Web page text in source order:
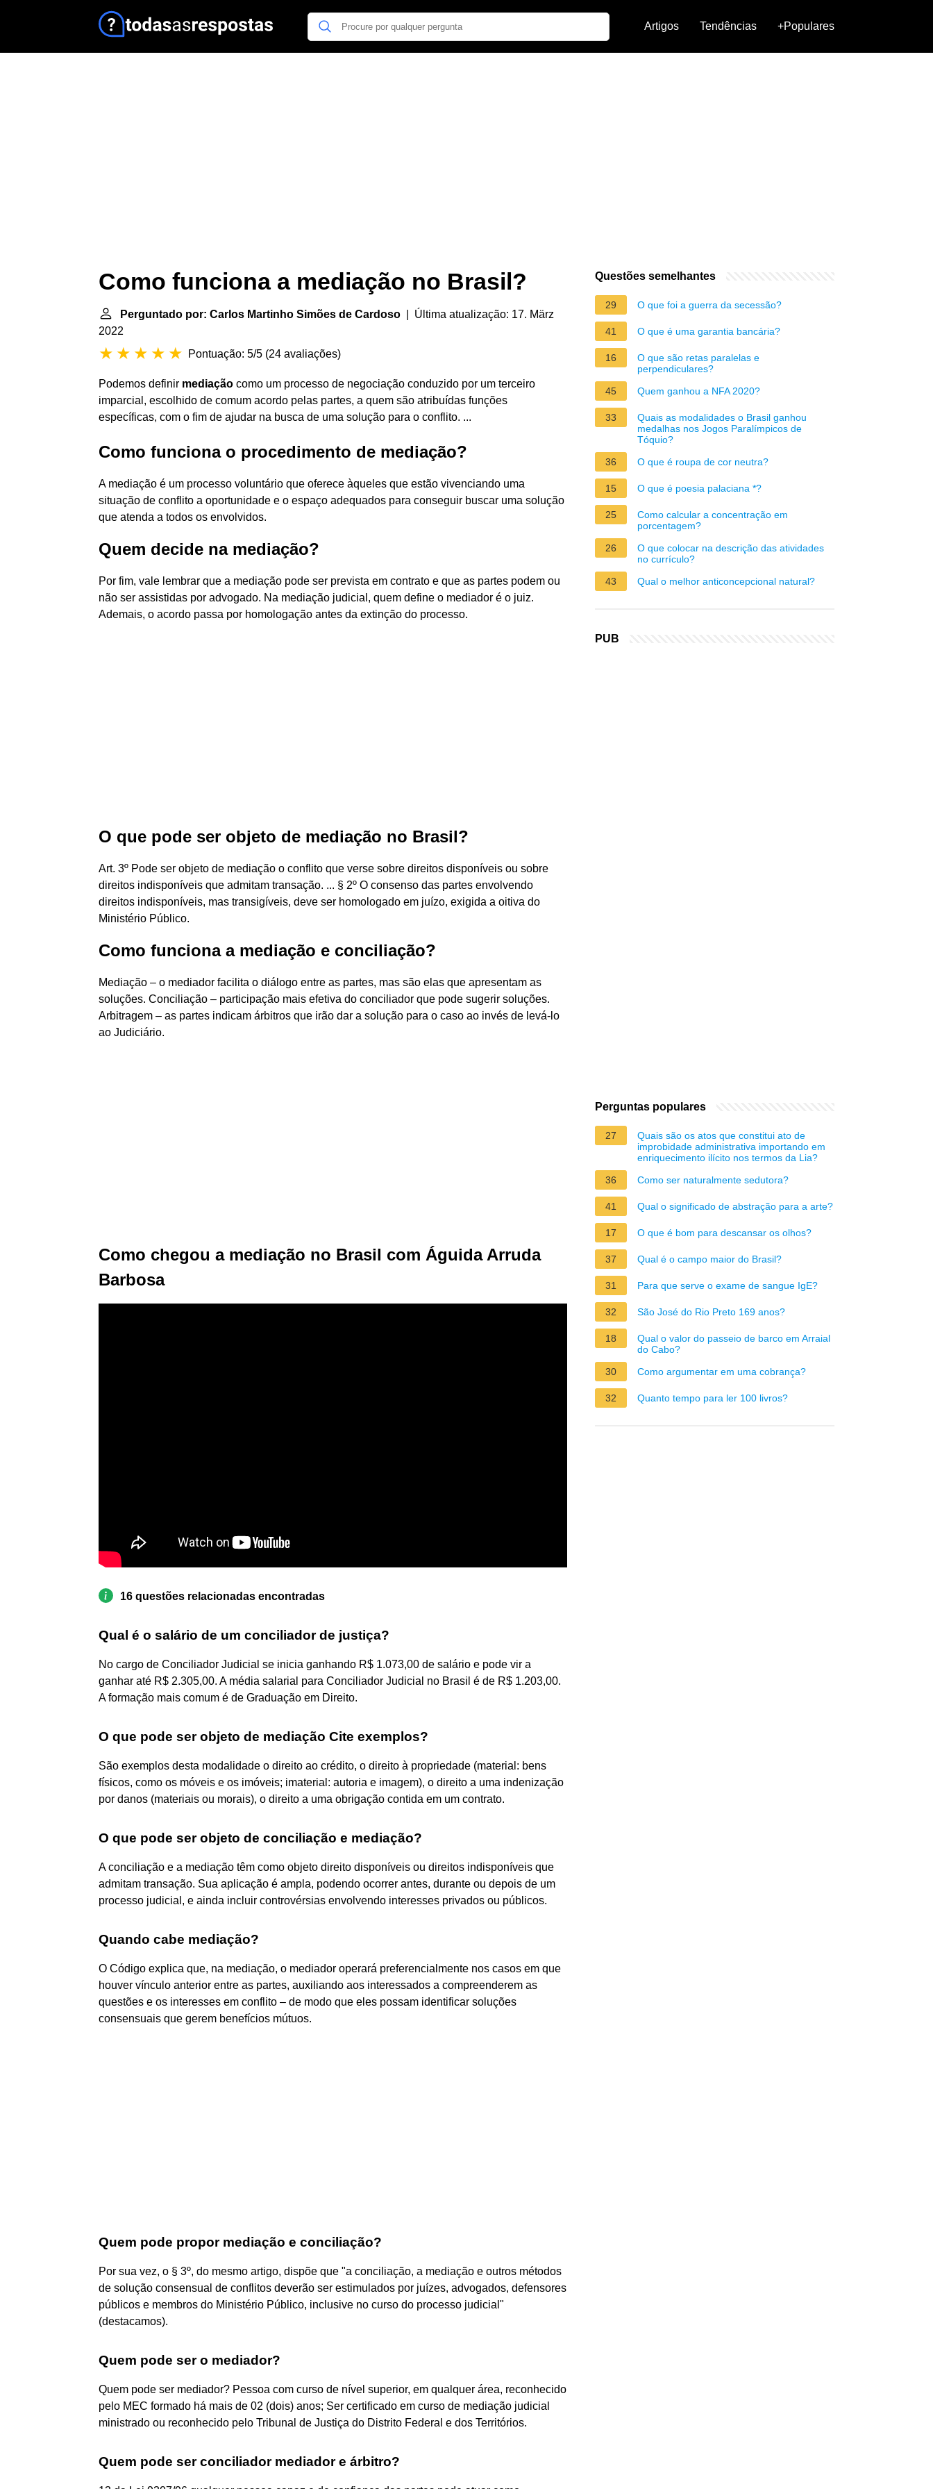
Artigos Tendências +Populares
Como funciona a mediação no Brasil?
Perguntado por: Carlos Martinho Simões de Cardoso | Última atualização: 17. März
2022
Pontuação: 5/5 (24 avaliações)
Podemos definir mediação como um processo de negociação conduzido por um terceiro
imparcial, escolhido de comum acordo pelas partes, a quem são atribuídas funções
específicas, com o fim de ajudar na busca de uma solução para o conflito. ...
Como funciona o procedimento de mediação?
A mediação é um processo voluntário que oferece àqueles que estão vivenciando uma
situação de conflito a oportunidade e o espaço adequados para conseguir buscar uma solução
que atenda a todos os envolvidos.
Quem decide na mediação?
Por fim, vale lembrar que a mediação pode ser prevista em contrato e que as partes podem ou
não ser assistidas por advogado. Na mediação judicial, quem define o mediador é o juiz.
Ademais, o acordo passa por homologação antes da extinção do processo.
O que pode ser objeto de mediação no Brasil?
Art. 3º Pode ser objeto de mediação o conflito que verse sobre direitos disponíveis ou sobre
direitos indisponíveis que admitam transação. ... § 2º O consenso das partes envolvendo
direitos indisponíveis, mas transigíveis, deve ser homologado em juízo, exigida a oitiva do
Ministério Público.
Como funciona a mediação e conciliação?
Mediação – o mediador facilita o diálogo entre as partes, mas são elas que apresentam as
soluções. Conciliação – participação mais efetiva do conciliador que pode sugerir soluções.
Arbitragem – as partes indicam árbitros que irão dar a solução para o caso ao invés de levá-lo
ao Judiciário.
Como chegou a mediação no Brasil com Águida Arruda
Barbosa
16 questões relacionadas encontradas
Qual é o salário de um conciliador de justiça?
No cargo de Conciliador Judicial se inicia ganhando R$ 1.073,00 de salário e pode vir a
ganhar até R$ 2.305,00. A média salarial para Conciliador Judicial no Brasil é de R$ 1.203,00.
A formação mais comum é de Graduação em Direito.
O que pode ser objeto de mediação Cite exemplos?
São exemplos desta modalidade o direito ao crédito, o direito à propriedade (material: bens
físicos, como os móveis e os imóveis; imaterial: autoria e imagem), o direito a uma indenização
por danos (materiais ou morais), o direito a uma obrigação contida em um contrato.
O que pode ser objeto de conciliação e mediação?
A conciliação e a mediação têm como objeto direito disponíveis ou direitos indisponíveis que
admitam transação. Sua aplicação é ampla, podendo ocorrer antes, durante ou depois de um
processo judicial, e ainda incluir controvérsias envolvendo interesses privados ou públicos.
Quando cabe mediação?
O Código explica que, na mediação, o mediador operará preferencialmente nos casos em que
houver vínculo anterior entre as partes, auxiliando aos interessados a compreenderem as
questões e os interesses em conflito – de modo que eles possam identificar soluções
consensuais que gerem benefícios mútuos.
Quem pode propor mediação e conciliação?
Por sua vez, o § 3º, do mesmo artigo, dispõe que "a conciliação, a mediação e outros métodos
de solução consensual de conflitos deverão ser estimulados por juízes, advogados, defensores
públicos e membros do Ministério Público, inclusive no curso do processo judicial"
(destacamos).
Quem pode ser o mediador?
Quem pode ser mediador? Pessoa com curso de nível superior, em qualquer área, reconhecido
pelo MEC formado há mais de 02 (dois) anos; Ser certificado em curso de mediação judicial
ministrado ou reconhecido pelo Tribunal de Justiça do Distrito Federal e dos Territórios.
Quem pode ser conciliador mediador e árbitro?
Questões semelhantes
29 O que foi a guerra da secessão?
41 O que é uma garantia bancária?
16
O que são retas paralelas e
perpendiculares?
45
Quem ganhou a NFA 2020?
33
Quais as modalidades o Brasil ganhou
medalhas nos Jogos Paralímpicos de
Tóquio?
36
O que é roupa de cor neutra?
15 O que é poesia palaciana *?
25
Como calcular a concentração em
porcentagem?
26
O que colocar na descrição das atividades
no currículo?
43
Qual o melhor anticoncepcional natural?
PUB
Perguntas populares
27
Quais são os atos que constitui ato de
improbidade administrativa importando em
enriquecimento ilícito nos termos da Lia?
36
Como ser naturalmente sedutora?
41 Qual o significado de abstração para a arte?
17 O que é bom para descansar os olhos?
37 Qual é o campo maior do Brasil?
31 Para que serve o exame de sangue IgE?
32 São José do Rio Preto 169 anos?
18
Qual o valor do passeio de barco em Arraial
do Cabo?
30
Como argumentar em uma cobrança?
32 Quanto tempo para ler 100 livros?